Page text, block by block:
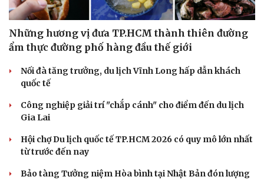
Những hương vị đưa TP.HCM thành thiên đường
ẩm thực đường phố hàng đầu thế giới
Nối đà tăng trưởng, du lịch Vĩnh Long hấp dẫn khách
quốc tế
Công nghiệp giải trí "chắp cánh" cho điểm đến du lịch
Gia Lai
Hội chợ Du lịch quốc tế TP.HCM 2026 có quy mô lớn nhất
từ trước đến nay
Bảo tàng Tưởng niệm Hòa bình tại Nhật Bản đón lượng